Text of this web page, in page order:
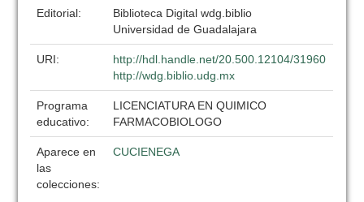
Editorial:
Biblioteca Digital wdg.biblio
Universidad de Guadalajara
URI:
http://hdl.handle.net/20.500.12104/31960
http://wdg.biblio.udg.mx
Programa
educativo:
LICENCIATURA EN QUIMICO
FARMACOBIOLOGO
Aparece en
las
colecciones:
CUCIENEGA